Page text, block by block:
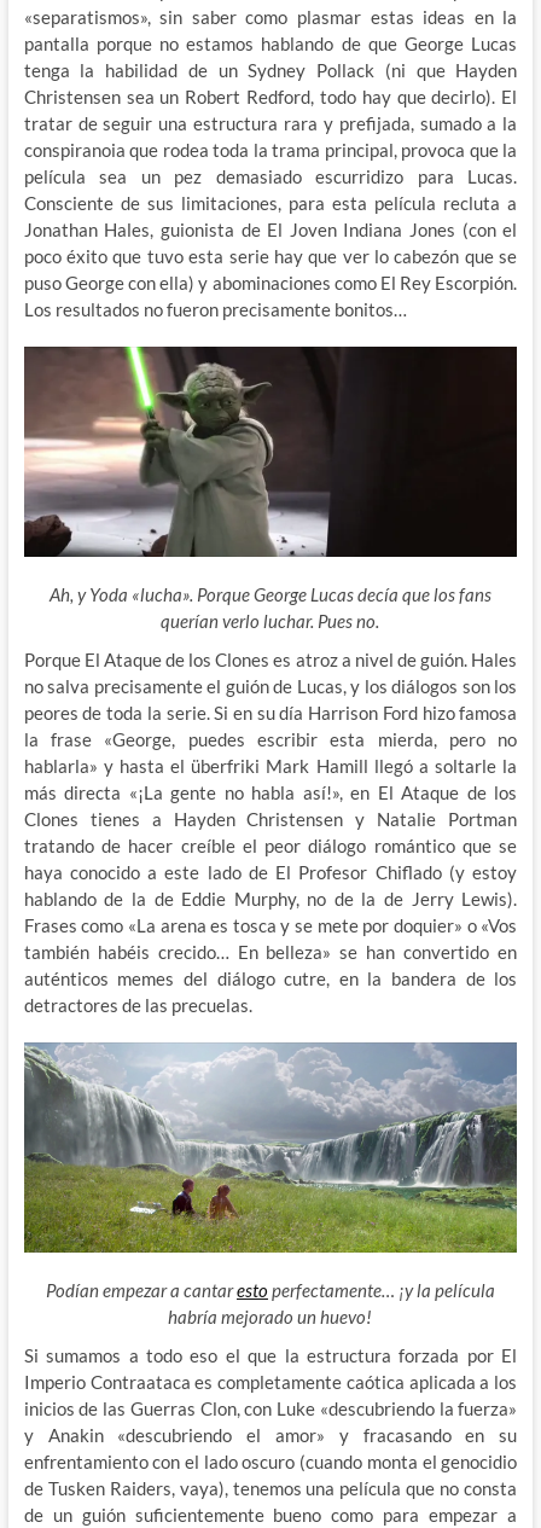
«separatismos», sin saber como plasmar estas ideas en la
pantalla porque no estamos hablando de que George Lucas
tenga la habilidad de un Sydney Pollack (ni que Hayden
Christensen sea un Robert Redford, todo hay que decirlo). El
tratar de seguir una estructura rara y prefijada, sumado a la
conspiranoia que rodea toda la trama principal, provoca que la
película sea un pez demasiado escurridizo para Lucas.
Consciente de sus limitaciones, para esta película recluta a
Jonathan Hales, guionista de El Joven Indiana Jones (con el
poco éxito que tuvo esta serie hay que ver lo cabezón que se
puso George con ella) y abominaciones como El Rey Escorpión.
Los resultados no fueron precisamente bonitos…
Ah, y Yoda «lucha». Porque George Lucas decía que los fans
querían verlo luchar. Pues no.
Porque El Ataque de los Clones es atroz a nivel de guión. Hales
no salva precisamente el guión de Lucas, y los diálogos son los
peores de toda la serie. Si en su día Harrison Ford hizo famosa
la frase «George, puedes escribir esta mierda, pero no
hablarla» y hasta el überfriki Mark Hamill llegó a soltarle la
más directa «¡La gente no habla así!», en El Ataque de los
Clones tienes a Hayden Christensen y Natalie Portman
tratando de hacer creíble el peor diálogo romántico que se
haya conocido a este lado de El Profesor Chiflado (y estoy
hablando de la de Eddie Murphy, no de la de Jerry Lewis).
Frases como «La arena es tosca y se mete por doquier» o «Vos
también habéis crecido… En belleza» se han convertido en
auténticos memes del diálogo cutre, en la bandera de los
detractores de las precuelas.
Podían empezar a cantaresto perfectamente… ¡y la película
habría mejorado un huevo!
Si sumamos a todo eso el que la estructura forzada por El
Imperio Contraataca es completamente caótica aplicada a los
inicios de las Guerras Clon, con Luke «descubriendo la fuerza»
y Anakin «descubriendo el amor» y fracasando en su
enfrentamiento con el lado oscuro (cuando monta el genocidio
de Tusken Raiders, vaya), tenemos una película que no consta
de un guión suficientemente bueno como para empezar a